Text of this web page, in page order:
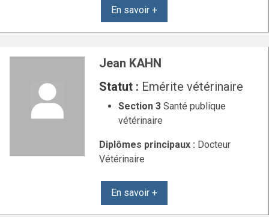
En savoir +
Jean KAHN
Statut : Emérite vétérinaire
Section 3Santé publique
vétérinaire
Diplômes principaux : Docteur
Vétérinaire
En savoir +